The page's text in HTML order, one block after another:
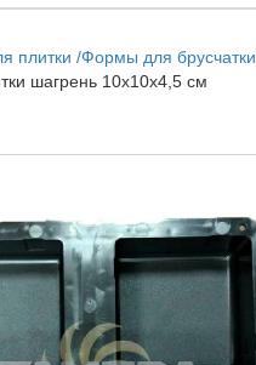
плитки /Формы для брусчатки
шагрень 10х10х4,5 см